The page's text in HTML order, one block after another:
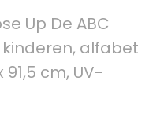
Up De ABC
alfabet
cm, UV-